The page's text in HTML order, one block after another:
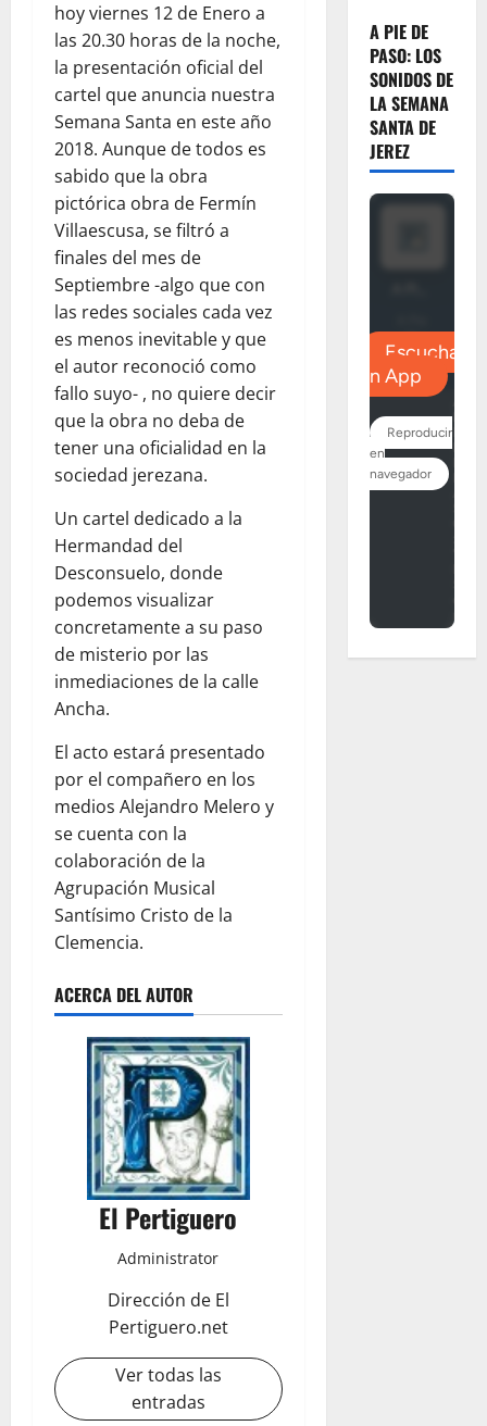
hoy viernes 12 de Enero a
las 20.30 horas de la noche,
la presentación oficial del
cartel que anuncia nuestra
Semana Santa en este año
2018. Aunque de todos es
sabido que la obra
pictórica obra de Fermín
Villaescusa, se filtró a
finales del mes de
Septiembre -algo que con
las redes sociales cada vez
es menos inevitable y que
el autor reconoció como
fallo suyo- , no quiere decir
que la obra no deba de
tener una oficialidad en la
sociedad jerezana.
Un cartel dedicado a la
Hermandad del
Desconsuelo, donde
podemos visualizar
concretamente a su paso
de misterio por las
inmediaciones de la calle
Ancha.
El acto estará presentado
por el compañero en los
medios Alejandro Melero y
se cuenta con la
colaboración de la
Agrupación Musical
Santísimo Cristo de la
Clemencia.
ACERCA DEL AUTOR
El Pertiguero
Administrator
Dirección de El
Pertiguero.net
Ver todas las
entradas
A PIE DE
PASO: LOS
SONIDOS DE
LA SEMANA
SANTA DE
JEREZ